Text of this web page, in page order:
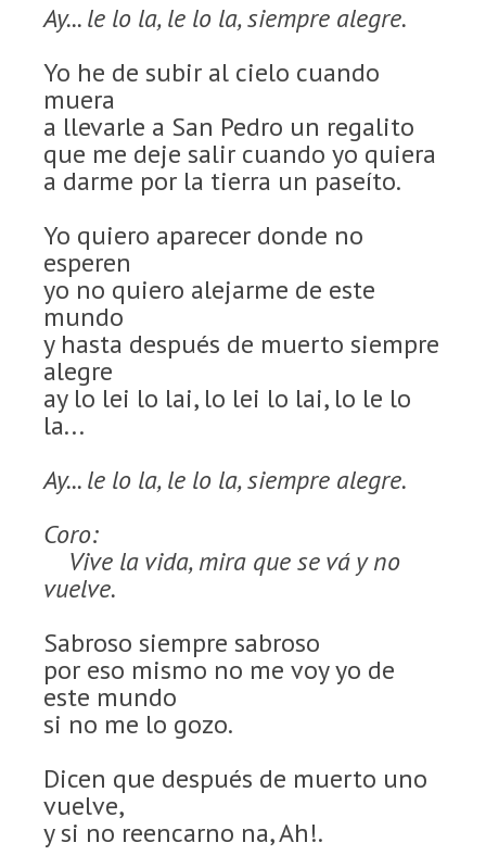
Ay... le lo la, le lo la, siempre alegre.
Yo he de subir al cielo cuando
muera
a llevarle a San Pedro un regalito
que me deje salir cuando yo quiera
a darme por la tierra un paseíto.
Yo quiero aparecer donde no
esperen
yo no quiero alejarme de este
mundo
y hasta después de muerto siempre
alegre
ay lo lei lo lai, lo lei lo lai, lo le lo
la...
Ay... le lo la, le lo la, siempre alegre.
Coro:
Vive la vida, mira que se vá y no
vuelve.
Sabroso siempre sabroso
por eso mismo no me voy yo de
este mundo
si no me lo gozo.
Dicen que después de muerto uno
vuelve,
y si no reencarno na, Ah!.